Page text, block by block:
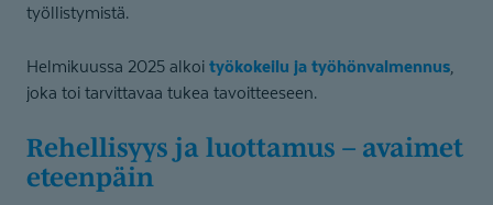
työllistymistä.
Helmikuussa 2025 alkoi työkokeilu ja työhönvalmennus,
joka toi tarvittavaa tukea tavoitteeseen.
Rehellisyys ja luottamus – avaimet
eteenpäin